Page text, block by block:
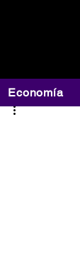
Economía